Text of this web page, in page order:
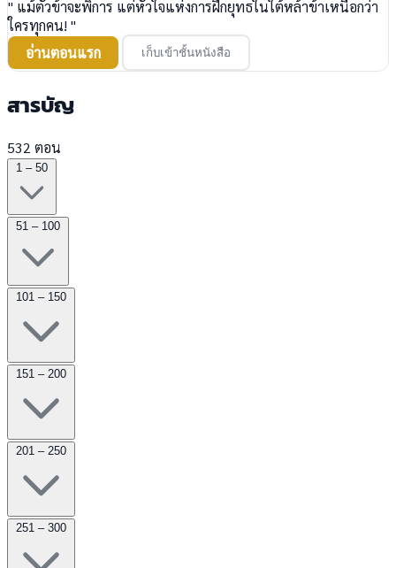
" แม้ตัวข้าจะพิการ แต่หัวใจแห่งการฝึกยุทธในใต้หล้าข้าเหนือกว่า
ใครทุกคน! "
อ่านตอนแรก
เก็บเข้าชั้นหนังสือ
สารบัญ
532 ตอน
1 – 50
51 – 100
101 – 150
151 – 200
201 – 250
251 – 300